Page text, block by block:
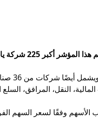
يضم هذا
يتضمن مؤشر
النقل، المرافق،
الأسهم وفقًا لسعر السهم